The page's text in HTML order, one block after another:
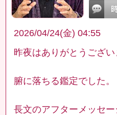
2026/04/24(金) 04:55
昨夜はありがとうござい
腑に落ちる鑑定でした。
長文のアフターメッセ